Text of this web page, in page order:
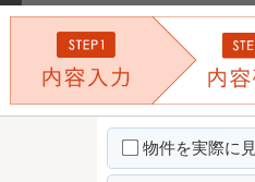
物件を実際に